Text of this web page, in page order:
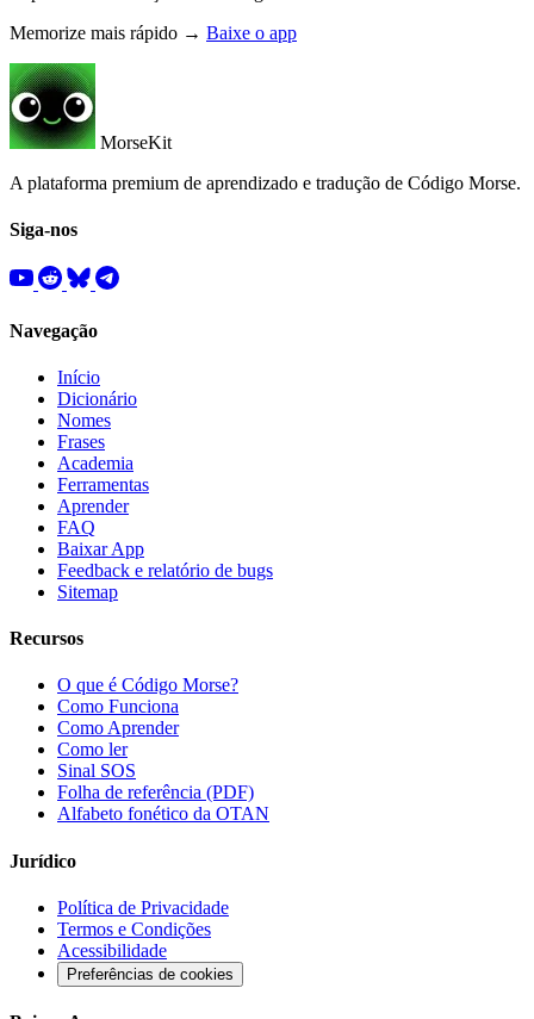
Memorize mais rápido → Baixe o app
MorseKit
A plataforma premium de aprendizado e tradução de Código Morse.
Siga-nos
Navegação
Início
Dicionário
Nomes
Frases
Academia
Ferramentas
Aprender
FAQ
Baixar App
Feedback e relatório de bugs
Sitemap
Recursos
O que é Código Morse?
Como Funciona
Como Aprender
Como ler
Sinal SOS
Folha de referência (PDF)
Alfabeto fonético da OTAN
Jurídico
Política de Privacidade
Termos e Condições
Acessibilidade
Preferências de cookies